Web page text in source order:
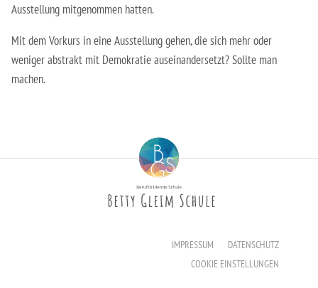
Ausstellung mitgenommen hatten.
Mit dem Vorkurs in eine Ausstellung gehen, die sich mehr oder
weniger abstrakt mit Demokratie auseinandersetzt? Sollte man
machen.
IMPRESSUM
DATENSCHUTZ
COOKIE EINSTELLUNGEN